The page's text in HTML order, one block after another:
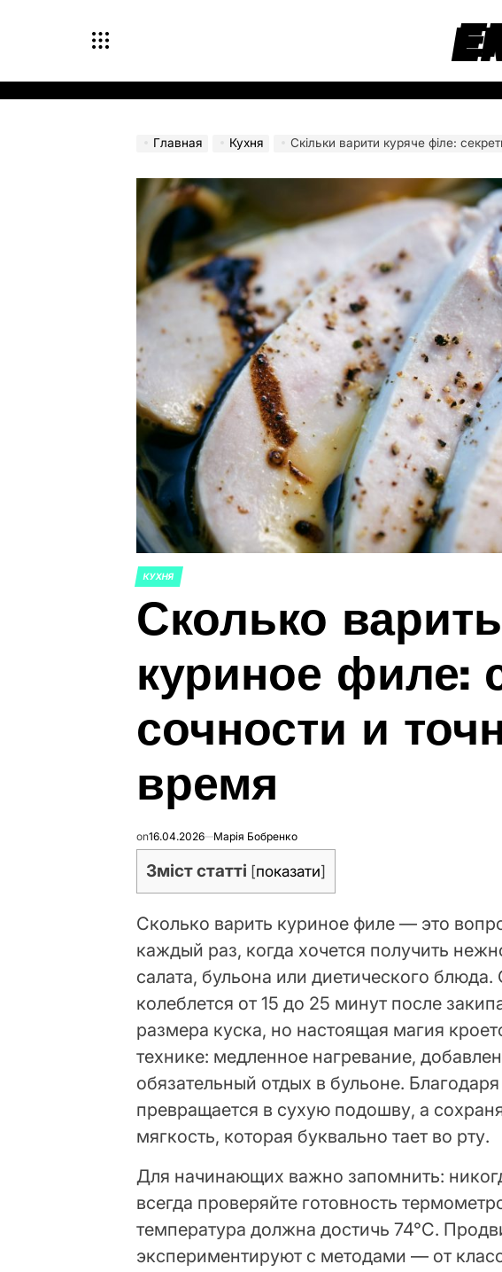
содержимому
Главная Кухня Скільки варити куряче філе:
ОПУБЛИКОВАНО
КУХНЯ
Сколько варить
куриное филе:
сочности и
время
on16.04.2026 Марія Бобренко
Зміст статті [показати]
Сколько варить куриное филе — это
каждый раз, когда хочется получить
салата, бульона или диетического
колеблется от 15 до 25 минут после
размера куска, но настоящая магия
технике: медленное нагревание,
обязательный отдых в бульоне.
превращается в сухую подошву, а
мягкость, которая буквально тает во рту.
Для начинающих важно запомнить:
всегда проверяйте готовность
температура должна достичь 74°C.
экспериментируют с методами — от